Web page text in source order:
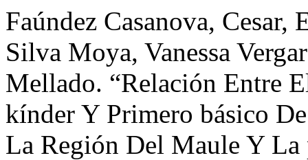
Faúndez Casanova, Cesar,
Silva Moya, Vanessa
Mellado. “Relación Entre
kínder Y Primero básico
La Región Del Maule Y La